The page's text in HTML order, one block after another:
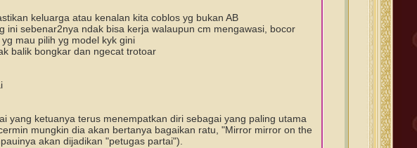
keluarga atau kenalan kita coblos yg bukan AB
sebenar2nya ndak bisa kerja walaupun cm mengawasi, bocor
mau pilih yg model kyk gini
balik bongkar dan ngecat trotoar
yang ketuanya terus menempatkan diri sebagai yang paling utama
mungkin dia akan bertanya bagaikan ratu, "Mirror mirror on the
akan dijadikan "petugas partai").